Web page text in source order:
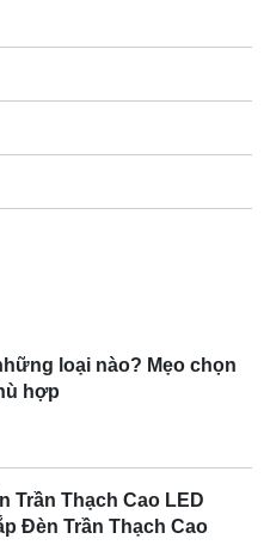
loại nào? Mẹo chọn
hợp
Trần Thạch Cao LED
Đèn Trần Thạch Cao